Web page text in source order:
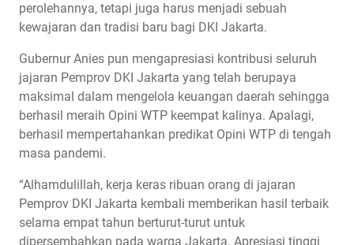
perolehannya, tetapi juga harus menjadi sebuah
kewajaran dan tradisi baru bagi DKI Jakarta.
Gubernur Anies pun mengapresiasi kontribusi seluruh
jajaran Pemprov DKI Jakarta yang telah berupaya
maksimal dalam mengelola keuangan daerah sehingga
berhasil meraih Opini WTP keempat kalinya. Apalagi,
berhasil mempertahankan predikat Opini WTP di tengah
masa pandemi.
“Alhamdulillah, kerja keras ribuan orang di jajaran
Pemprov DKI Jakarta kembali memberikan hasil terbaik
selama empat tahun berturut-turut untuk
dipersembahkan pada warga Jakarta. Apresiasi tinggi